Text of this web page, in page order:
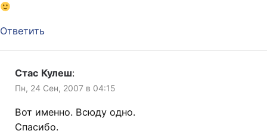
Ответить
Стас Кулеш:
Пн, 24 Сен, 2007 в 04:15
Вот именно. Всюду одно.
Спасибо.